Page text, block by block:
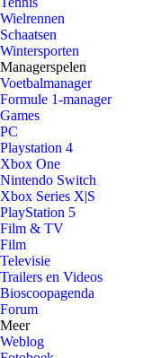
Wielrennen
Schaatsen
Wintersporten
Managerspelen
Voetbalmanager
Formule 1-manager
Games
PC
Playstation 4
Xbox One
Nintendo Switch
Xbox Series X|S
PlayStation 5
Film & TV
Film
Televisie
Trailers en Videos
Bioscoopagenda
Forum
Meer
Weblog